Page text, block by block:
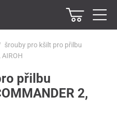
šrouby pro kšilt pro přilbu
AIROH
přilbu
2,